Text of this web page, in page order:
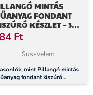
MINTÁS
FONDANT
KÉSZLET – 3
KÜLÖNBÖZŐ
Ft
Sussvelem
mint Pillangó mintás
fondant kiszúró
– 3 db különböző